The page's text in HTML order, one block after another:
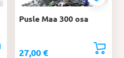
Pusle Maa 300 osa
27,00€